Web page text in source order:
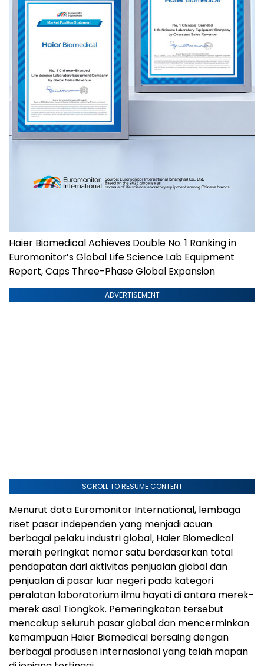
Haier Biomedical Achieves Double No. 1 Ranking in
Euromonitor’s Global Life Science Lab Equipment
Report, Caps Three-Phase Global Expansion
ADVERTISEMENT
SCROLL TO RESUME CONTENT
Menurut data Euromonitor International, lembaga
riset pasar independen yang menjadi acuan
berbagai pelaku industri global, Haier Biomedical
meraih peringkat nomor satu berdasarkan total
pendapatan dari aktivitas penjualan global dan
penjualan di pasar luar negeri pada kategori
peralatan laboratorium ilmu hayati di antara merek-
merek asal Tiongkok. Pemeringkatan tersebut
mencakup seluruh pasar global dan mencerminkan
kemampuan Haier Biomedical bersaing dengan
berbagai produsen internasional yang telah mapan